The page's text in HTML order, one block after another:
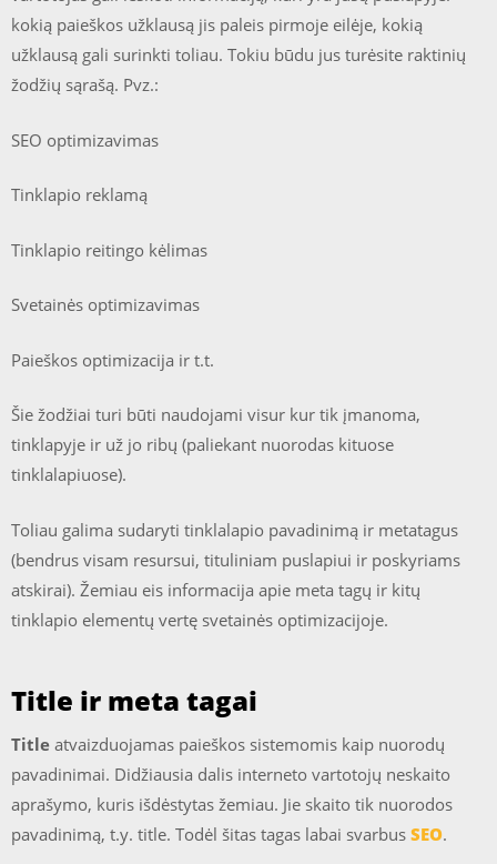
kokią paieškos užklausą jis paleis pirmoje eilėje, kokią
užklausą gali surinkti toliau. Tokiu būdu jus turėsite raktinių
žodžių sąrašą. Pvz.:
SEO optimizavimas
Tinklapio reklamą
Tinklapio reitingo kėlimas
Svetainės optimizavimas
Paieškos optimizacija ir t.t.
Šie žodžiai turi būti naudojami visur kur tik įmanoma,
tinklapyje ir už jo ribų (paliekant nuorodas kituose
tinklalapiuose).
Toliau galima sudaryti tinklalapio pavadinimą ir metatagus
(bendrus visam resursui, tituliniam puslapiui ir poskyriams
atskirai). Žemiau eis informacija apie meta tagų ir kitų
tinklapio elementų vertę svetainės optimizacijoje.
Title ir meta tagai
Title atvaizduojamas paieškos sistemomis kaip nuorodų
pavadinimai. Didžiausia dalis interneto vartotojų neskaito
aprašymo, kuris išdėstytas žemiau. Jie skaito tik nuorodos
pavadinimą, t.y. title. Todėl šitas tagas labai svarbus SEO.